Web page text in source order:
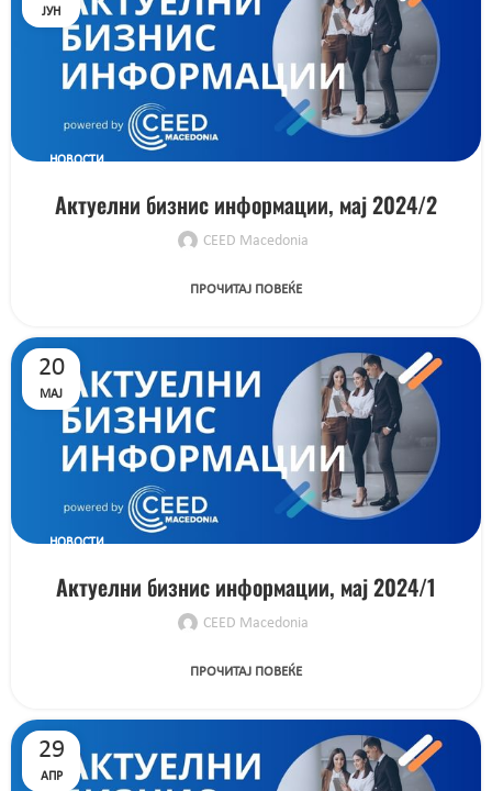
ЈУН
НОВОСТИ
Актуелни бизнис информации, мај 2024/2
CEED Macedonia
ПРОЧИТАЈ ПОВЕЌЕ
20
МАЈ
НОВОСТИ
Актуелни бизнис информации, мај 2024/1
CEED Macedonia
ПРОЧИТАЈ ПОВЕЌЕ
29
АПР